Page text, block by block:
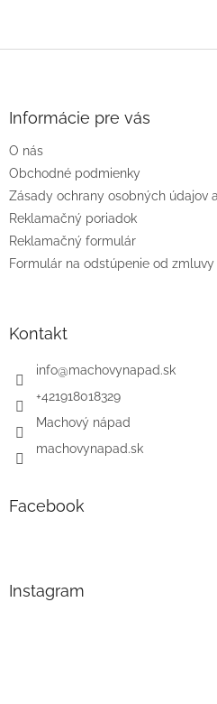
e
Informácie pre vás
O nás
Obchodné podmienky
Zásady ochrany osobných údajov
Reklamačný poriadok
Reklamačný formulár
Formulár na odstúpenie od zmluvy
Kontakt
info@machovynapad.sk
+421918018329
Machový nápad
machovynapad.sk
Facebook
Instagram